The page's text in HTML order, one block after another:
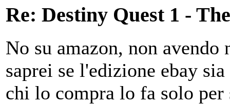
Re: Destiny Quest 1 -
No su amazon, non avendo
saprei se l'edizione ebay
chi lo compra lo fa solo